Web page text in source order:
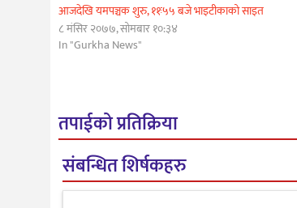
आजदेखि यमपञ्चक शुरु, ११ः५५ बजे भाइटीकाको साइत
८ मंसिर २०७७, सोमबार १०:३४
In "Gurkha News"
तपाईको प्रतिक्रिया
संबन्धित शिर्षकहरु